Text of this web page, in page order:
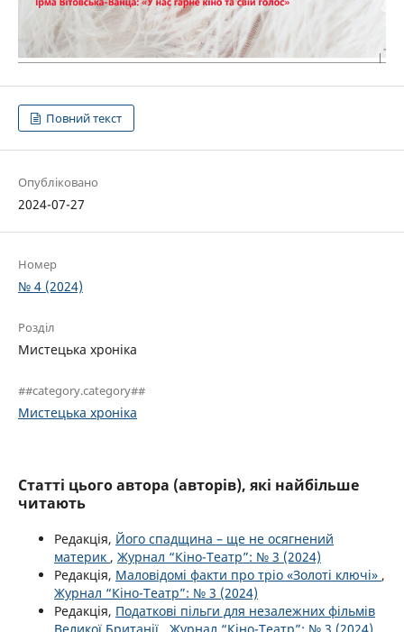
Повний текст
Опубліковано
2024-07-27
Номер
№ 4 (2024)
Розділ
Мистецька хроніка
##category.category##
Мистецька хроніка
Статті цього автора (авторів), які найбільше
читають
Редакція, Його спадщина – ще не осягнений
материк , Журнал “Кіно-Театр”: № 3 (2024)
Редакція, Маловідомі факти про тріо «Золоті ключі» ,
Журнал “Кіно-Театр”: № 3 (2024)
Редакція, Податкові пільги для незалежних фільмів